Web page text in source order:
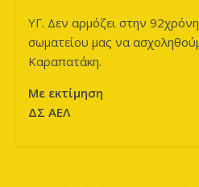
ΥΓ. Δεν αρμόζει στην
σωματείου μας να
Καραπατάκη.
Με εκτίμηση
ΔΣ ΑΕΛ